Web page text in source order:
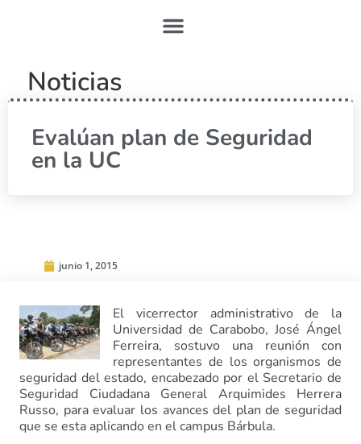
Noticias
Evalúan plan de Seguridad
en la UC
junio 1, 2015
El vicerrector administrativo de la
Universidad de Carabobo, José Ángel
Ferreira, sostuvo una reunión con
representantes de los organismos de
seguridad del estado, encabezado por el Secretario de
Seguridad Ciudadana General Arquimides Herrera
Russo, para evaluar los avances del plan de seguridad
que se esta aplicando en el campus Bárbula.